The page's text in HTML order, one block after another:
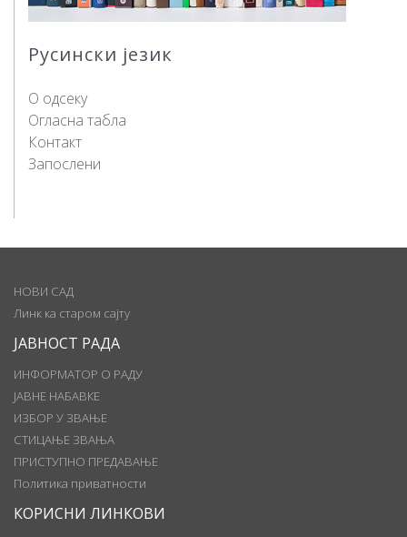
Русински језик
О одсеку
Огласна табла
Контакт
Запослени
НОВИ САД
Линк ка старом сајту
ЈАВНОСТ РАДА
ИНФОРМАТОР О РАДУ
ЈАВНЕ НАБАВКЕ
ИЗБОР У ЗВАЊЕ
СТИЦАЊЕ ЗВАЊА
ПРИСТУПНО ПРЕДАВАЊЕ
Политика приватности
КОРИСНИ ЛИНКОВИ